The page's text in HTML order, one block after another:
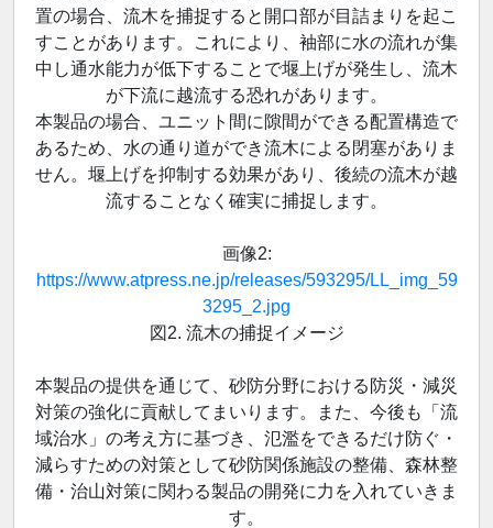
置の場合、流木を捕捉すると開口部が目詰まりを起こ
すことがあります。これにより、袖部に水の流れが集
中し通水能力が低下することで堰上げが発生し、流木
が下流に越流する恐れがあります。
本製品の場合、ユニット間に隙間ができる配置構造で
あるため、水の通り道ができ流木による閉塞がありま
せん。堰上げを抑制する効果があり、後続の流木が越
流することなく確実に捕捉します。
画像2:
https://www.atpress.ne.jp/releases/593295/LL_img_59
3295_2.jpg
図2. 流木の捕捉イメージ
本製品の提供を通じて、砂防分野における防災・減災
対策の強化に貢献してまいります。また、今後も「流
域治水」の考え方に基づき、氾濫をできるだけ防ぐ・
減らすための対策として砂防関係施設の整備、森林整
備・治山対策に関わる製品の開発に力を入れていきま
す。